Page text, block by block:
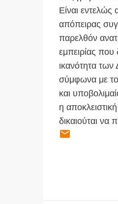
Είναι εντελώς
απόπειρας
παρελθόν
εμπειρίας που
ικανότητα
σύμφωνα με το
και
η
δικαιούται να